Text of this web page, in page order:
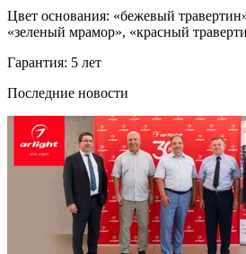
Цвет основания: «бежевый
«зеленый мрамор», «красный
Гарантия: 5 лет
Последние новости